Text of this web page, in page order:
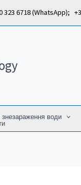
6718 (WhatsApp);
води